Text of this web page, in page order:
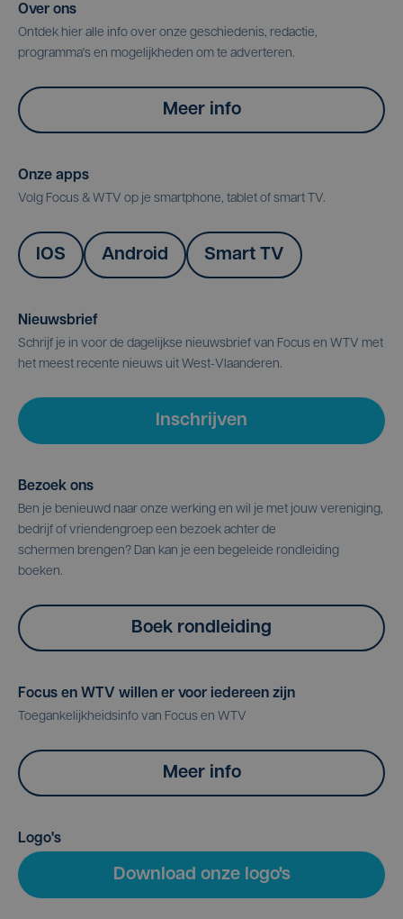
Over ons
Ontdek hier alle info over onze geschiedenis, redactie,
programma's en mogelijkheden om te adverteren.
Meer info
Onze apps
Volg Focus & WTV op je smartphone, tablet of smart TV.
IOS Android Smart TV
Nieuwsbrief
Schrijf je in voor de dagelijkse nieuwsbrief van Focus en WTV met
het meest recente nieuws uit West-Vlaanderen.
Inschrijven
Bezoek ons
Ben je benieuwd naar onze werking en wil je met jouw vereniging,
bedrijf of vriendengroep een bezoek achter de
schermen brengen? Dan kan je een begeleide rondleiding
boeken.
Boek rondleiding
Focus en WTV willen er voor iedereen zijn
Toegankelijkheidsinfo van Focus en WTV
Meer info
Logo's
Download onze logo's